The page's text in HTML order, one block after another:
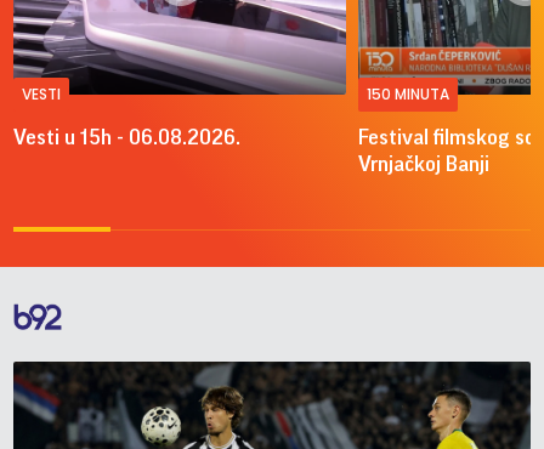
VESTI
Vesti u 15h - 06.08.2026.
150 MINUTA
Festival filmskog
Vrnjačkoj Banji